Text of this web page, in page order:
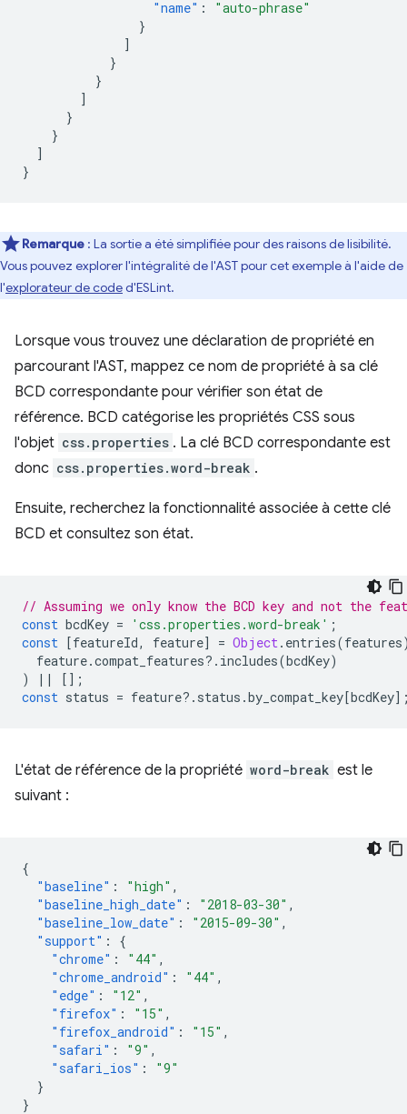
"name" :
"auto-phrase"
}
]
}
}
]
}
}
]
}
Remarque : La sortie a été simplifiée pour des raisons de lisibilité.
Vous pouvez explorer l'intégralité de l'AST pour cet exemple à l'aide de
l'explorateur de coded'ESLint.
Lorsque vous trouvez une déclaration de propriété en
parcourant l'AST, mappez ce nom de propriété à sa clé
BCD correspondante pour vérifier son état de
référence. BCD catégorise les propriétés CSS sous
l'objet css.properties . La clé BCD correspondante est
donc css.properties.word-break .
Ensuite, recherchez la fonctionnalité associée à cette clé
BCD et consultez son état.
// Assuming we only know the BCD key and not the
const bcdKey = 'css.properties.word-break' ;
const [featureId, feature] = Object. entries(features
feature.compat_features? . includes(bcdKey)
)
||
[];
const status = feature? . status .by_compat_key[bcdKey
L'état de référence de la propriété word-break est le
suivant :
{
"baseline" : "high" ,
"baseline_high_date" : "2018-03-30" ,
"baseline_low_date" : "2015-09-30" ,
"support" :
{
"chrome" : "44" ,
"chrome_android" : "44" ,
"edge" : "12" ,
"firefox" : "15" ,
"firefox_android" : "15" ,
"safari" : "9" ,
"safari_ios" :
"9"
}
}